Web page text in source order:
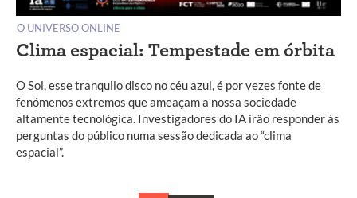
O UNIVERSO ONLINE
Clima espacial: Tempestade em órbita
O Sol, esse tranquilo disco no céu azul, é por vezes fonte de
fenómenos extremos que ameaçam a nossa sociedade
altamente tecnológica. Investigadores do IA irão responder às
perguntas do público numa sessão dedicada ao “clima
espacial”.